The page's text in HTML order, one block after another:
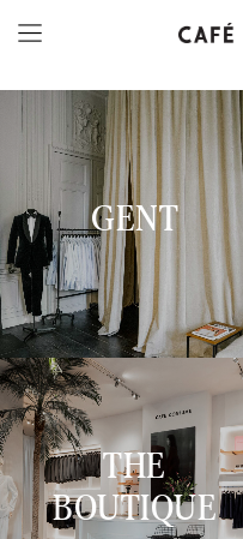
FIND
GENT
THE
BOUTIQUE